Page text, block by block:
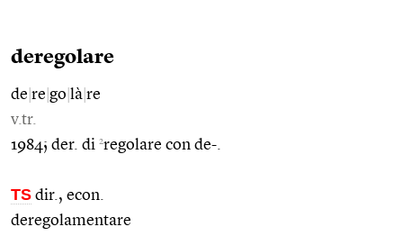
deregolare
de re go là re
v.tr.
1984; der. di 2regolare con de-.
TS dir., econ.
deregolamentare